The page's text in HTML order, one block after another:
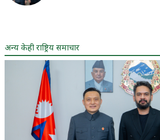
अन्य केही राष्ट्रिय समाचार